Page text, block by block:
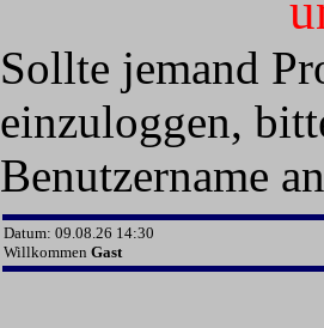
Sollte jemand
einzuloggen,
Benutzername
Datum: 09.08.26 14:30
Willkommen Gast